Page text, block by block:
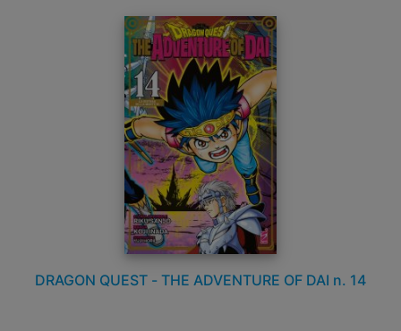
DRAGON QUEST - THE ADVENTURE OF DAI n. 14